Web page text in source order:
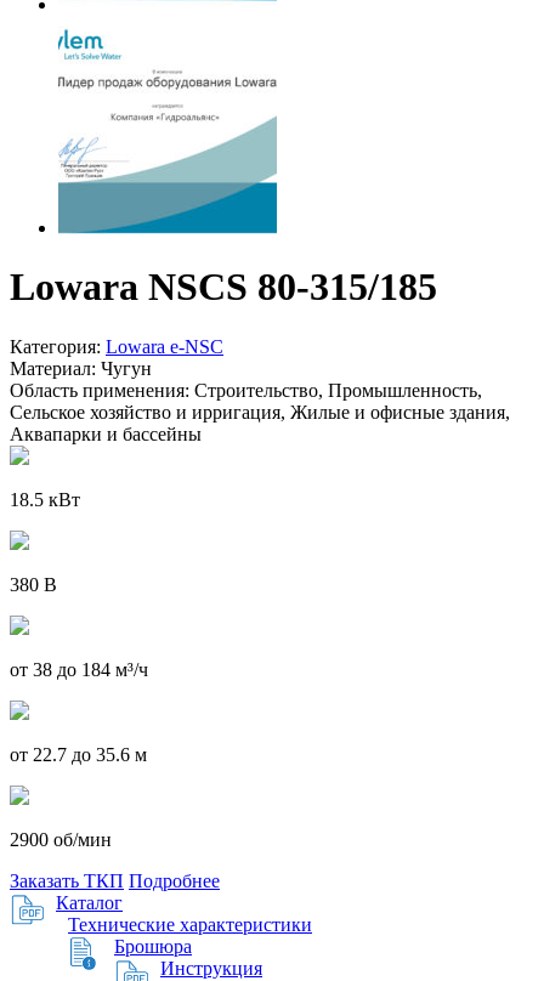
Lowara NSCS 80-315/185
Категория: Lowara e-NSC
Материал: Чугун
Область применения: Строительство, Промышленность,
Сельское хозяйство и ирригация, Жилые и офисные здания,
Аквапарки и бассейны
18.5 кВт
380 В
от 38 до 184 м³/ч
от 22.7 до 35.6 м
2900 об/мин
Заказать ТКП Подробнее
Каталог
Технические характеристики
Брошюра
Инструкция